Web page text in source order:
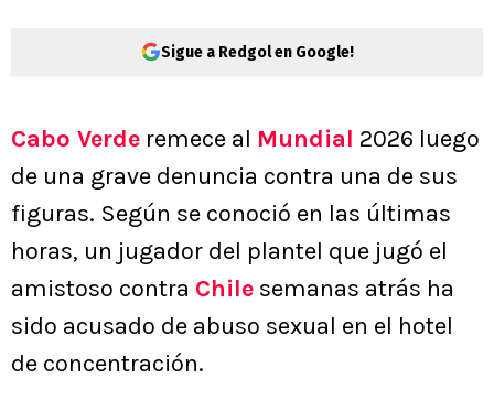
Sigue a Redgol en Google!
Cabo Verde remece al Mundial 2026 luego
de una grave denuncia contra una de sus
figuras. Según se conoció en las últimas
horas, un jugador del plantel que jugó el
amistoso contra Chile semanas atrás ha
sido acusado de abuso sexual en el hotel
de concentración.